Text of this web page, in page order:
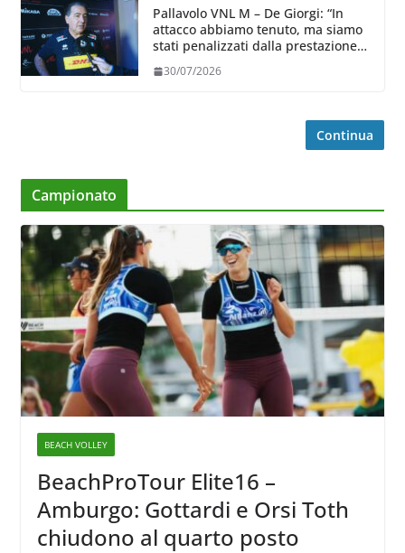
Pallavolo VNL M – De Giorgi: “In
attacco abbiamo tenuto, ma siamo
stati penalizzati dalla prestazione
30/07/2026
Continua
Campionato
BEACH VOLLEY
BeachProTour Elite16 –
Amburgo: Gottardi e Orsi Toth
chiudono al quarto posto